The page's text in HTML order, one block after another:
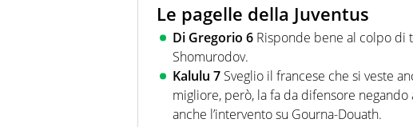
Le pagelle della Juventus
Di Gregorio 6 Risponde bene al colpo di
Shomurodov.
Kalulu 7 Sveglio il francese che si veste
migliore, però, la fa da difensore
anche l’intervento su Gourna-Douath.